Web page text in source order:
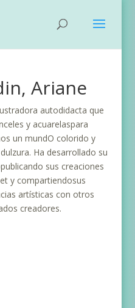
Ariane
autodidacta que
y acuarelaspara
un mundO colorido y
Ha desarrollado su
sus creaciones
y compartiendosus
artísticas con otros
creadores.